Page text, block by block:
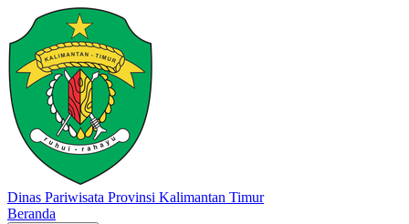
Dinas Pariwisata Provinsi Kalimantan Timur
Beranda